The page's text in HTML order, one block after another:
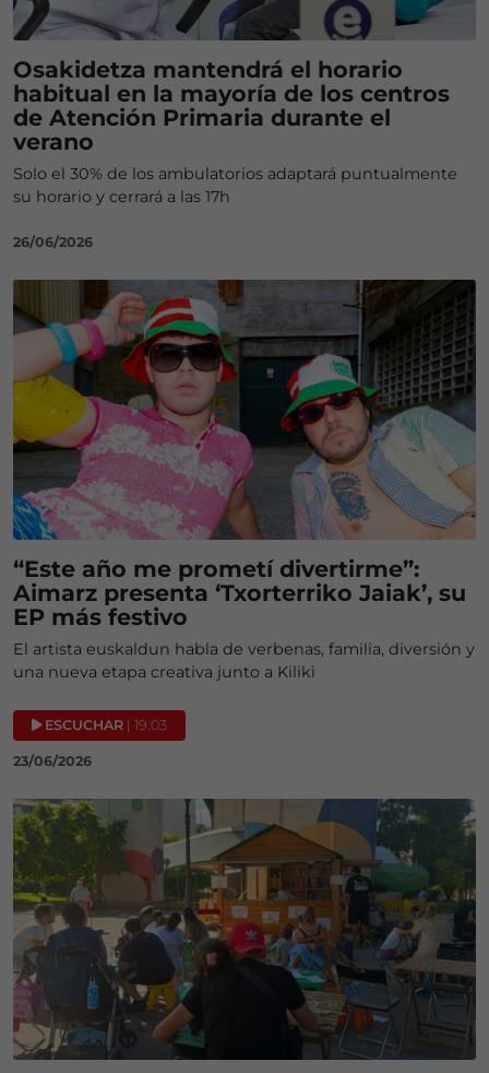
Osakidetza mantendrá el horario
habitual en la mayoría de los centros
de Atención Primaria durante el
verano
Solo el 30% de los ambulatorios adaptará puntualmente
su horario y cerrará a las 17h
26/06/2026
“Este año me prometí divertirme”:
Aimarz presenta ‘Txorterriko Jaiak’, su
EP más festivo
El artista euskaldun habla de verbenas, familia, diversión y
una nueva etapa creativa junto a Kiliki
ESCUCHAR | 19:03
23/06/2026